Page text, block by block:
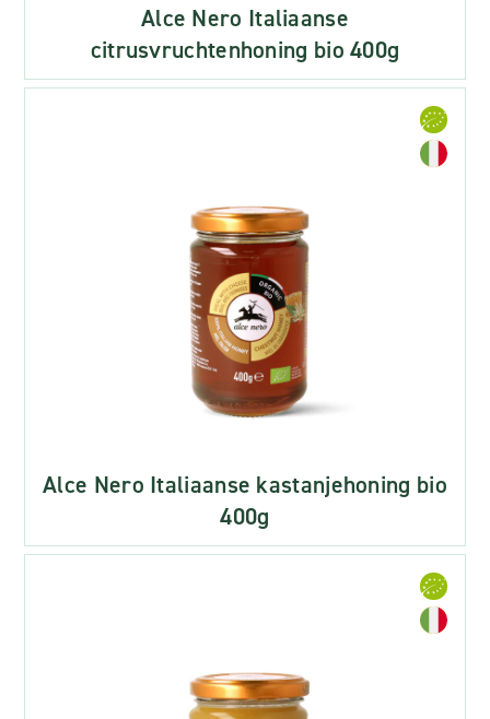
Alce Nero Italiaanse
citrusvruchtenhoning bio 400g
Alce Nero Italiaanse kastanjehoning bio
400g